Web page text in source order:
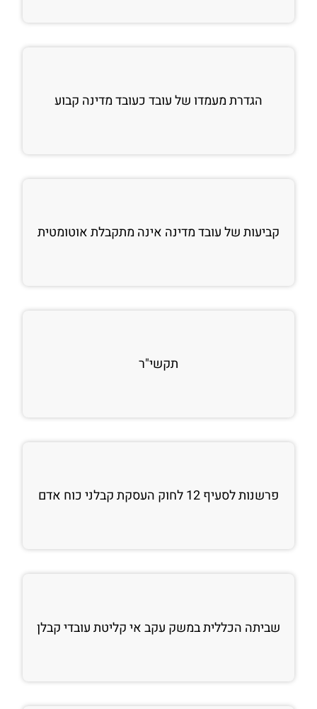
הגדרת מעמדו של עובד כעובד מדינה קבוע
קביעות של עובד מדינה אינה מתקבלת אוטומטית
תקשי"ר
פרשנות לסעיף 12 לחוק העסקת קבלני כוח אדם
שביתה הכללית במשק עקב אי קליטת עובדי קבלן